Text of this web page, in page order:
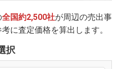
全国約2,500社が周辺の売出事
に査定価格を算出します。
択